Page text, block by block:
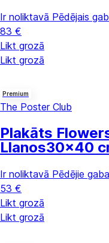
Ir noliktavā Pēdējais
83 €
Likt grozā
Likt grozā
Premium
The Poster Club
Plakāts
Llanos30x40
Ir noliktavā Pēdējie
53 €
Likt grozā
Likt grozā